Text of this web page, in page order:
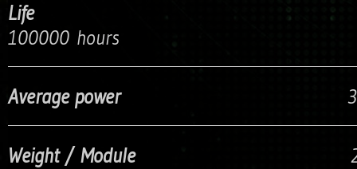
100000 hours
Average power
Weight / Module 21